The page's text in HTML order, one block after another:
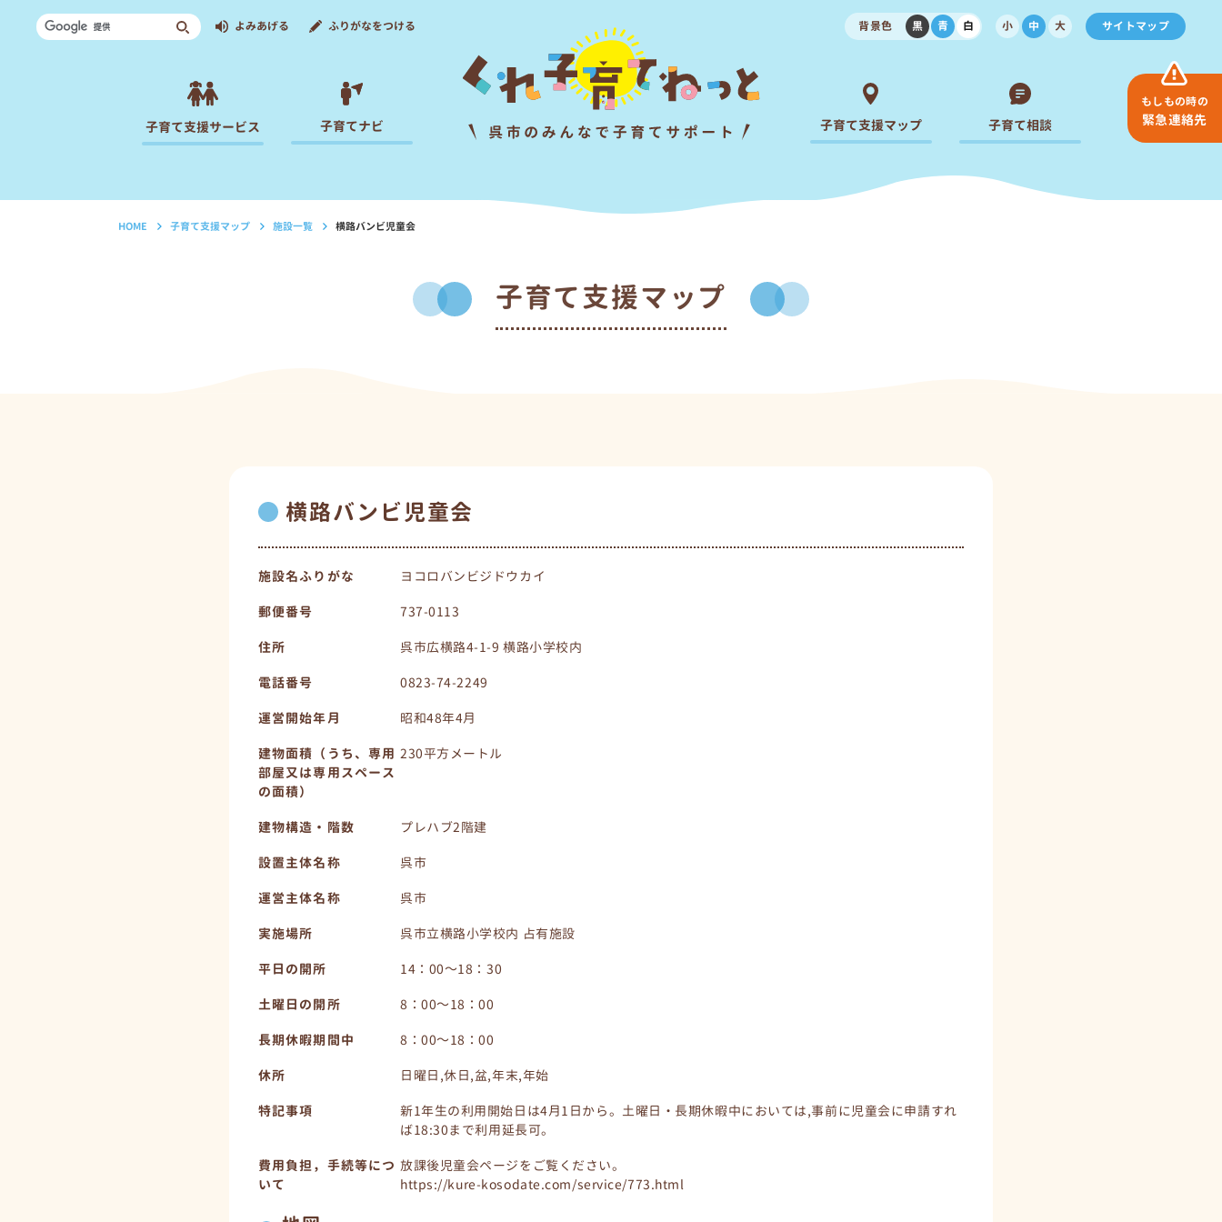
よみあげる ふりがなをつける 背景色 黒 青 白 小 中 大 サイトマップ
子育て支援サービス 子育てナビ 子育て支援マップ 子育て相談
もしもの時の
緊急連絡先
HOME 子育て支援マップ 施設一覧 横路バンビ児童会
子育て支援マップ
横路バンビ児童会
施設名ふりがな ヨコロバンビジドウカイ
郵便番号 737-0113
住所 呉市広横路4-1-9 横路小学校内
電話番号 0823-74-2249
運営開始年月 昭和48年4月
建物面積（うち、専用
部屋又は専用スペース
の面積）
230平方メートル
建物構造・階数 プレハブ2階建
設置主体名称 呉市
運営主体名称 呉市
実施場所 呉市立横路小学校内 占有施設
平日の開所 14：00～18：30
土曜日の開所 8：00～18：00
長期休暇期間中 8：00～18：00
休所 日曜日,休日,盆,年末,年始
特記事項
新1年生の利用開始日は4月1日から。土曜日・長期休暇中においては,事前に児童会に申請すれ
ば18:30まで利用延長可。
費用負担，手続等につ
いて
放課後児童会ページをご覧ください。
https://kure-kosodate.com/service/773.html